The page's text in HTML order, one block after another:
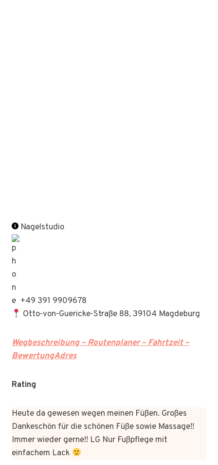
Nagelstudio
+49 391 9909678
Otto-von-Guericke-Straße 88, 39104 Magdeburg
Wegbeschreibung – Routenplaner – Fahrtzeit –
BewertungAdres
Rating
Heute da gewesen wegen meinen Füßen. Großes
Dankeschön für die schönen Füße sowie Massage!!
Immer wieder gerne!! LG Nur Fußpflege mit
einfachem Lack